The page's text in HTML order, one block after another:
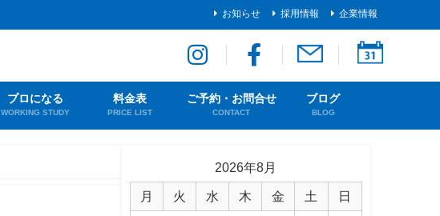
お知らせ 採用情報 企業情報
プロになる
WORKING STUDY
料金表
PRICE LIST
ご予約・お問合せ
CONTACT
ブログ
BLOG
2026年8月
月 火 水 木 金 土 日